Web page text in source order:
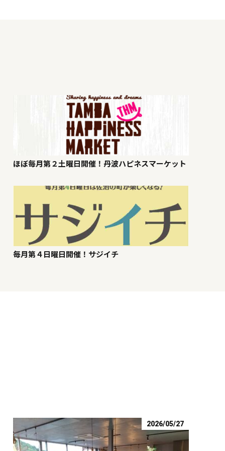
ほぼ毎月第２土曜日開催！丹波ハピネスマーケット
毎月第４日曜日開催！サジイチ
2026/05/27